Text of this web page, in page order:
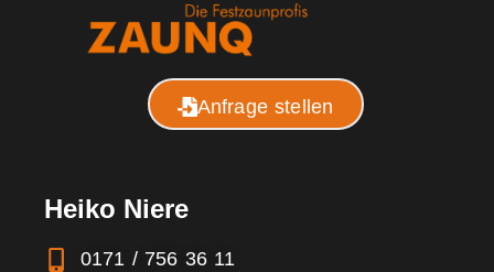
Anfrage stellen
Heiko Niere
0171 / 756 36 11